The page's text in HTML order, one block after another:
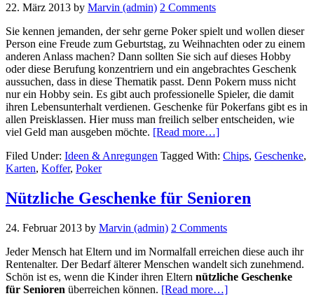
22. März 2013 by Marvin (admin) 2 Comments
Sie kennen jemanden, der sehr gerne Poker spielt und wollen dieser
Person eine Freude zum Geburtstag, zu Weihnachten oder zu einem
anderen Anlass machen? Dann sollten Sie sich auf dieses Hobby
oder diese Berufung konzentriern und ein angebrachtes Geschenk
aussuchen, dass in diese Thematik passt. Denn Pokern muss nicht
nur ein Hobby sein. Es gibt auch professionelle Spieler, die damit
ihren Lebensunterhalt verdienen. Geschenke für Pokerfans gibt es in
allen Preisklassen. Hier muss man freilich selber entscheiden, wie
viel Geld man ausgeben möchte. [Read more…]about
für
Filed Under: Ideen & Anregungen Tagged With: Chips, Geschenke,
Karten, Koffer, Poker
Nützliche Geschenke für Senioren
24. Februar 2013 by Marvin (admin) 2 Comments
Jeder Mensch hat Eltern und im Normalfall erreichen diese auch ihr
Rentenalter. Der Bedarf älterer Menschen wandelt sich zunehmend.
Schön ist es, wenn die Kinder ihren Eltern nützliche Geschenke
für Senioren überreichen können. [Read more…]about